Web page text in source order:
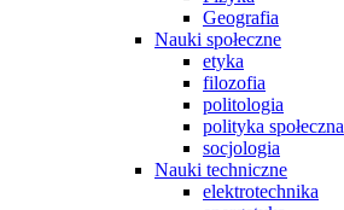
Geografia
Nauki społeczne
etyka
filozofia
politologia
polityka społeczna
socjologia
Nauki techniczne
elektrotechnika